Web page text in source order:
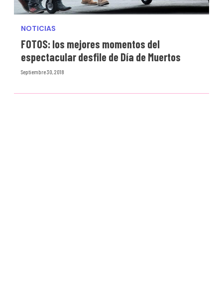
NOTICIAS
FOTOS: los mejores momentos del
espectacular desfile de Día de Muertos
Septiembre 30, 2018